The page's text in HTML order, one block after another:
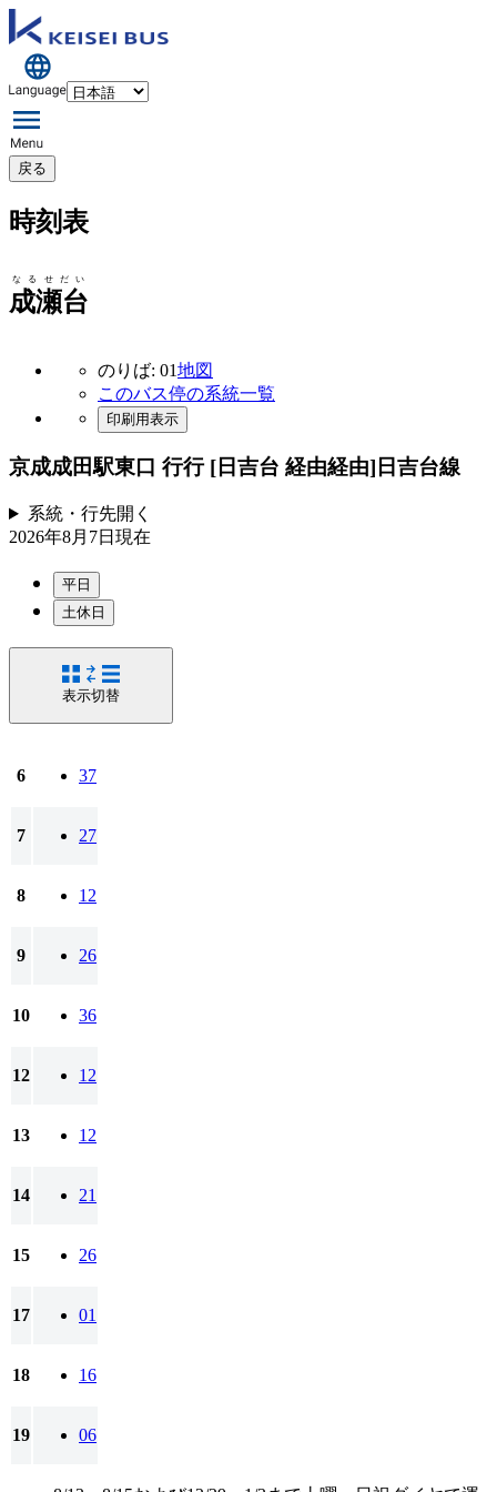
戻る
時刻表
成瀬台
なるせだい
のりば: 01地図
このバス停の系統一覧
印刷用表示
京成成田駅東口 行行 [日吉台 経由経由] 日吉台線
系統・行先開く
2026年8月7日 現在
平日
土休日
表示切替
6 37
7 27
8 12
9 26
10 36
12 12
13 12
14 21
15 26
17 01
18 16
19 06